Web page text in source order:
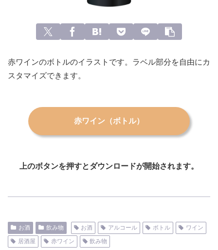
赤ワインのボトルのイラストです。ラベル部分を自由にカ
スタマイズできます。
赤ワイン（ボトル）
上のボタンを押すとダウンロードが開始されます。
お酒 飲み物 お酒 アルコール ボトル
ワイン
居酒屋
赤ワイン 飲み物